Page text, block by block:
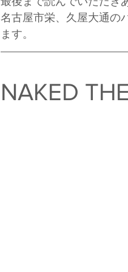
名古屋市栄、久屋大通の
ます。
NAKED